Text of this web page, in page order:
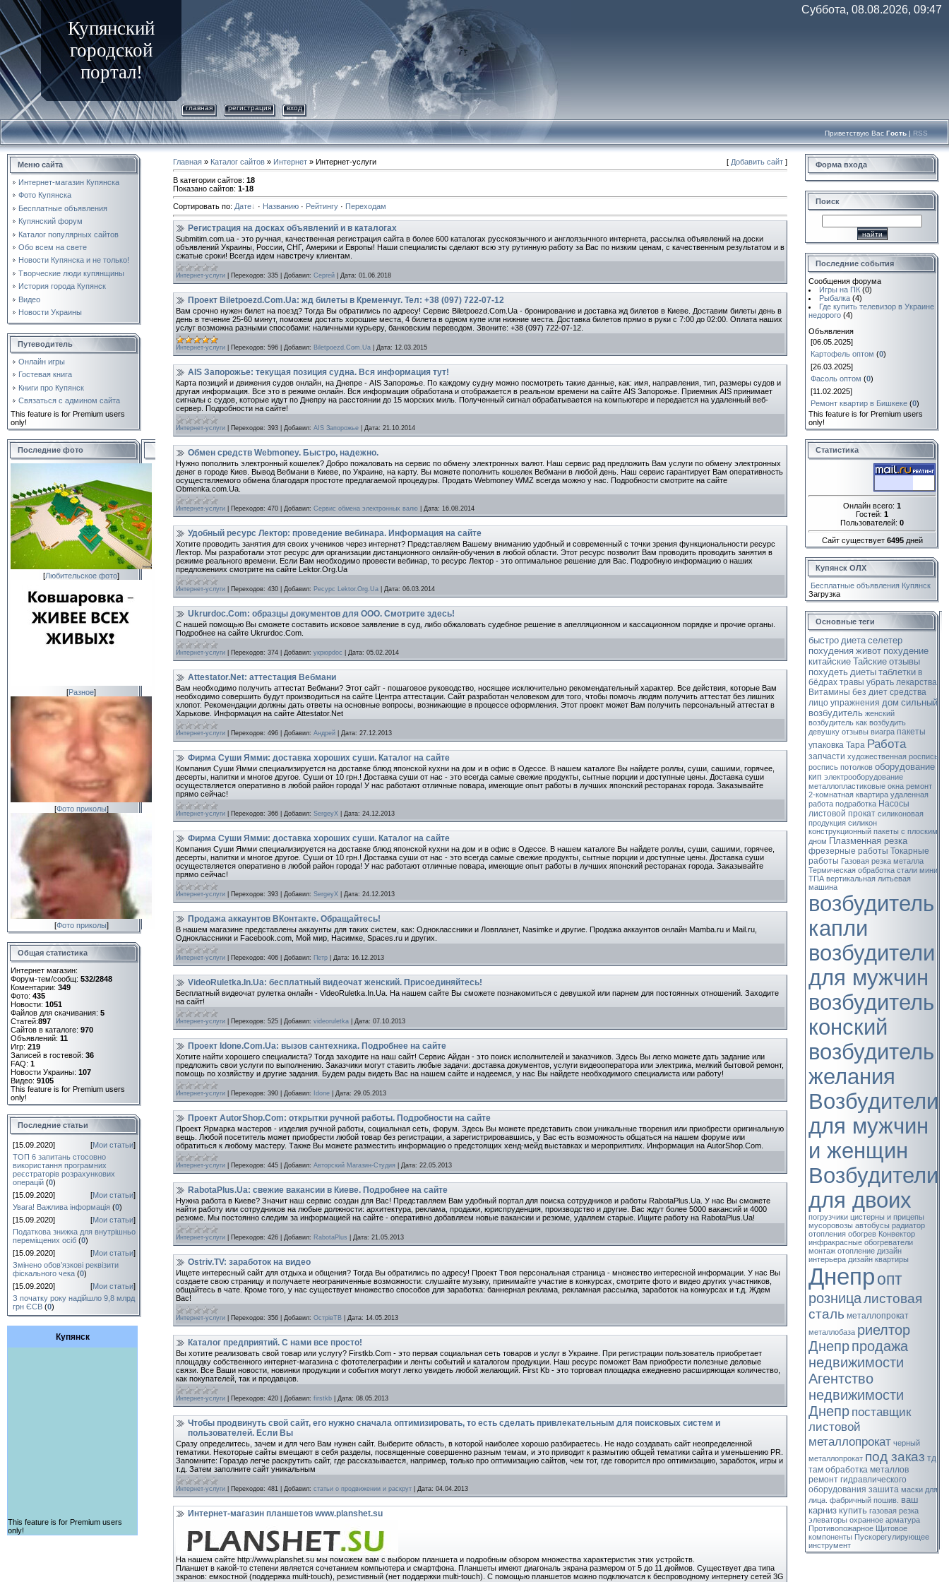
Купянский
городской
портал!
Суббота, 08.08.2026, 09:47
главная регистрация вход
Приветствую Вас Гость | RSS
Меню сайта
Интернет-магазин Купянска
Фото Купянска
Бесплатные объявления
Купянский форум
Каталог популярных сайтов
Обо всем на свете
Новости Купянска и не только!
Творческие люди купянщины
История города Купянск
Видео
Новости Украины
Путеводитель
Онлайн игры
Гостевая книга
Книги про Купянск
Связаться с админом сайта
This feature is for Premium users
only!
Последние фото
[Любительское фото]
[Разное]
[Фото приколы]
[Фото приколы]
Общая статистика
Интернет магазин:
Форум-тем/сообщ: 532/2848
Коментарии: 349
Фото: 435
Новости: 1051
Файлов для скачивания: 5
Статей:897
Сайтов в каталоге: 970
Объявлений: 11
Игр: 219
Записей в гостевой: 36
FAQ: 1
Новости Украины: 107
Видео: 9105
This feature is for Premium users
only!
Последние статьи
[15.09.2020] [Мои статьи]
ТОП 6 запитань стосовно
використання програмних
реєстраторів розрахункових
операцій (0)
[15.09.2020]
[Мои статьи]
Увага! Важлива інформація (0)
[15.09.2020]
[Мои статьи]
Податкова знижка для внутрішньо
переміщених осіб (0)
[15.09.2020]
[Мои статьи]
Змінено обов’язкові реквізити
фіскального чека (0)
[15.09.2020]
[Мои статьи]
З початку року надійшло 9,8 млрд
грн ЄСВ (0)
Купянск
This feature is for Premium users
only!
Главная » Каталог сайтов » Интернет » Интернет-услуги [ Добавить сайт ]
В категории сайтов: 18
Показано сайтов: 1-18
Сортировать по: Дате · Названию · Рейтингу · Переходам
Регистрация на досках объявлений и в каталогах
Submitim.com.ua - это ручная, качественная регистрация сайта в более 600 каталогах русскоязычного и англоязычного интернета, рассылка объявлений на доски
объявлений Украины, России, СНГ, Америки и Европы! Наши специалисты сделают всю эту рутинную работу за Вас по низким ценам, с качественным результатом и в
сжатые сроки! Всегда идем навстречу клиентам.
Интернет-услуги Переходов: 335 Добавил: Сергей Дата: 01.06.2018
Проект Biletpoezd.Com.Ua: жд билеты в Кременчуг. Тел: +38 (097) 722-07-12
Вам срочно нужен билет на поезд? Тогда Вы обратились по адресу! Сервис Biletpoezd.Com.Ua - бронирование и доставка жд билетов в Киеве. Доставим билеты день в
день в течение 25-60 минут, поможем достать хорошие места, 4 билета в одном купе или нижние места. Доставка билетов прямо в руки с 7:00 до 02:00. Оплата наших
услуг возможна разными способами: наличными курьеру, банковским переводом. Звоните: +38 (097) 722-07-12.
Интернет-услуги Переходов: 596 Добавил: Biletpoezd.Com.Ua Дата: 12.03.2015
AIS Запорожье: текущая позиция судна. Вся информация тут!
Карта позиций и движения судов онлайн, на Днепре - AIS Запорожье. По каждому судну можно посмотреть такие данные, как: имя, направления, тип, размеры судов и
другая информация. Все это в режиме онлайн. Вся информация обработана и отображается в реальном времени на сайте AIS Запорожье. Приемник AIS принимает
сигналы с судов, которые идут по Днепру на расстоянии до 15 морских миль. Полученный сигнал обрабатывается на компьютере и передается на удаленный веб-
сервер. Подробности на сайте!
Интернет-услуги Переходов: 393 Добавил: AIS Запорожье Дата: 21.10.2014
Обмен средств Webmoney. Быстро, надежно.
Нужно пополнить электронный кошелек? Добро пожаловать на сервис по обмену электронных валют. Наш сервис рад предложить Вам услуги по обмену электронных
денег в городе Киев. Вывод Вебмани в Киеве, по Украине, на карту. Вы можете пополнить кошелек Вебмани в любой день. Наш сервис гарантирует Вам оперативность
осуществляемого обмена благодаря простоте предлагаемой процедуры. Продать Webmoney WMZ всегда можно у нас. Подробности смотрите на сайте
Obmenka.com.Ua.
Интернет-услуги Переходов: 470 Добавил: Сервис обмена электронных валю Дата: 16.08.2014
Удобный ресурс Лектор: проведение вебинара. Информация на сайте
Хотите проводить занятия для своих учеников через интернет? Представляем Вашему вниманию удобный и современный с точки зрения функциональности ресурс
Лектор. Мы разработали этот ресурс для организации дистанционного онлайн-обучения в любой области. Этот ресурс позволит Вам проводить проводить занятия в
режиме реального времени. Если Вам необходимо провести вебинар, то ресурс Лектор - это оптимальное решение для Вас. Подробную информацию о наших
предложениях смотрите на сайте Lektor.Org.Ua
Интернет-услуги Переходов: 430 Добавил: Ресурс Lektor.Org.Ua Дата: 06.03.2014
Ukrurdoc.Com: образцы документов для ООО. Смотрите здесь!
С нашей помощью Вы сможете составить исковое заявление в суд, либо обжаловать судебное решение в апелляционном и кассационном порядке и прочие органы.
Подробнее на сайте Ukrurdoc.Com.
Интернет-услуги Переходов: 374 Добавил: укрюрdoc Дата: 05.02.2014
Attestator.Net: аттестация Вебмани
Вам необходимо получить аттестат Вебмани? Этот сайт - пошаговое руководство, носящее исключительно рекомендательный характер. Все действия, которые Вам
необходимо совершить будут производиться на сайте Центра аттестации. Сайт разработан человеком для того, чтобы помочь людям получить аттестат без лишних
хлопот. Рекомендации должны дать ответы на основные вопросы, возникающие в процессе оформления. Этот проект может Вам получить персональный аттестат в
Харькове. Информация на сайте Attestator.Net
Интернет-услуги Переходов: 496 Добавил: Андрей Дата: 27.12.2013
Фирма Суши Ямми: доставка хороших суши. Каталог на сайте
Компания Суши Ямми специализируется на доставке блюд японской кухни на дом и в офис в Одессе. В нашем каталоге Вы найдете роллы, суши, сашими, горячее,
десерты, напитки и многое другое. Суши от 10 грн.! Доставка суши от нас - это всегда самые свежие продукты, сытные порции и доступные цены. Доставка суши
осуществляется оперативно в любой район города! У нас работают отличные повара, имеющие опыт работы в лучших японский ресторанах города. Заказывайте
прямо сейчас!
Интернет-услуги Переходов: 366 Добавил: SergeyX Дата: 24.12.2013
Фирма Суши Ямми: доставка хороших суши. Каталог на сайте
Компания Суши Ямми специализируется на доставке блюд японской кухни на дом и в офис в Одессе. В нашем каталоге Вы найдете роллы, суши, сашими, горячее,
десерты, напитки и многое другое. Суши от 10 грн.! Доставка суши от нас - это всегда самые свежие продукты, сытные порции и доступные цены. Доставка суши
осуществляется оперативно в любой район города! У нас работают отличные повара, имеющие опыт работы в лучших японский ресторанах города. Заказывайте
прямо сейчас!
Интернет-услуги Переходов: 393 Добавил: SergeyX Дата: 24.12.2013
Продажа аккаунтов ВКонтакте. Обращайтесь!
В нашем магазине представлены аккаунты для таких систем, как: Одноклассники и Ловпланет, Nasimke и другие. Продажа аккаунтов онлайн Mamba.ru и Mail.ru,
Одноклассники и Facebook.com, Мой мир, Насимке, Spaces.ru и других.
Интернет-услуги Переходов: 406 Добавил: Петр Дата: 16.12.2013
VideoRuletka.In.Ua: бесплатный видеочат женский. Присоединяйтесь!
Бесплатный видеочат рулетка онлайн - VideoRuletka.In.Ua. На нашем сайте Вы сможете познакомиться с девушкой или парнем для постоянных отношений. Заходите
на сайт!
Интернет-услуги Переходов: 525 Добавил: videoruletka Дата: 07.10.2013
Проект Idone.Com.Ua: вызов сантехника. Подробнее на сайте
Хотите найти хорошего специалиста? Тогда заходите на наш сайт! Сервис Айдан - это поиск исполнителей и заказчиков. Здесь Вы легко можете дать задание или
предложить свои услуги по выполнению. Заказчики могут ставить любые задачи: доставка документов, услуги видеооператора или электрика, мелкий бытовой ремонт,
помощь по хозяйству и другие задания. Будем рады видеть Вас на нашем сайте и надеемся, у нас Вы найдете необходимого специалиста или работу!
Интернет-услуги Переходов: 390 Добавил: Idone Дата: 29.05.2013
Проект AutorShop.Com: открытки ручной работы. Подробности на сайте
Проект Ярмарка мастеров - изделия ручной работы, социальная сеть, форум. Здесь Вы можете представить свои уникальные творения или приобрести оригинальную
вещь. Любой посетитель может приобрести любой товар без регистрации, а зарегистрировавшись, у Вас есть возможность общаться на нашем форуме или
обратиться к любому мастеру. Также Вы можете разместить информацию о предстоящих хенд-мейд выставках и мероприятиях. Информация на AutorShop.Com.
Интернет-услуги Переходов: 445 Добавил: Авторский Магазин-Студия Дата: 22.05.2013
RabotaPlus.Ua: свежие вакансии в Киеве. Подробнее на сайте
Нужна работа в Киеве? Значит наш сервис создан для Вас! Представляем Вам удобный портал для поиска сотрудников и работы RabotaPlus.Ua. У нас Вы сможете
найти работу или сотрудников на любые должности: архитектура, реклама, продажи, юриспруденция, производство и другие. Вас ждут более 5000 вакансий и 4000
резюме. Мы постоянно следим за информацией на сайте - оперативно добавляем новые вакансии и резюме, удаляем старые. Ищите работу на RabotaPlus.Ua!
Интернет-услуги Переходов: 426 Добавил: RabotaPlus Дата: 21.05.2013
Ostriv.TV: заработок на видео
Ищете интересный сайт для отдыха и общения? Тогда Вы обратились по адресу! Проект Твоя персональная страница - множество интересной информации. У нас Вы
создаете свою страницу и получаете неограниченные возможности: слушайте музыку, принимайте участие в конкурсах, смотрите фото и видео других участников,
общайтесь в чате. Кроме того, у нас существует множество способов для заработка: баннерная реклама, рекламная рассылка, заработок на конкурсах и т.д. Ждем
Вас!
Интернет-услуги Переходов: 356 Добавил: ОстрiвТВ Дата: 14.05.2013
Каталог предприятий. С нами все просто!
Вы хотите реализовать свой товар или услугу? Firstkb.Com - это первая социальная сеть товаров и услуг в Украине. При регистрации пользователь приобретает
площадку собственного интернет-магазина с фототелеграфии и ленты событий и каталогом продукции. Наш ресурс поможет Вам приобрести полезные деловые
связи. Все Ваши новости, новинки продукции и события могут легко увидеть любой желающий. First Kb - это торговая площадка ежедневно расширяющая количество,
как покупателей, так и продавцов.
Интернет-услуги Переходов: 420 Добавил: firstkb Дата: 08.05.2013
Чтобы продвинуть свой сайт, его нужно сначала оптимизировать, то есть сделать привлекательным для поисковых систем и
пользователей. Если Вы
Сразу определитесь, зачем и для чего Вам нужен сайт. Выберите область, в которой наиболее хорошо разбираетесь. Не надо создавать сайт неопределенной
тематики. Некоторые сайты вмещают в себя разделы, посвященные совершенно разным темам, и это приводит к размытию общей тематики сайта и уменьшению PR.
Запомните: Гораздо легче раскрутить сайт, где рассказывается, например, только про оптимизацию сайтов, чем тот, где говорится про оптимизацию, заработок, игры и
т.д. Затем заполните сайт уникальным
Интернет-услуги Переходов: 481 Добавил: статьи о продвижении и раскрут Дата: 04.04.2013
Интернет-магазин планшетов www.planshet.su
На нашем сайте http://www.planshet.su мы поможем вам с выбором планшета и подробным обзором множества характеристик этих устройств.
Планшет в какой-то степени является сочетанием компьютера и смартфона. Планшеты имеют диагональ экрана размером от 5 до 11 дюймов. Существует два типа
экранов: емкостной (поддержка multi-touch), резистивный (нет поддержки multi-touch). С помощью планшетов можно подключатся к беспроводному интернету сетей 3G
Форма входа
Поиск
Последние события
Сообщения форума
Игры на ПК (0)
Рыбалка (4)
Где купить телевизор в Украине
недорого (4)
Объявления
[06.05.2025]
Картофель оптом (0)
[26.03.2025]
Фасоль оптом (0)
[11.02.2025]
Ремонт квартир в Бишкеке (0)
This feature is for Premium users
only!
Статистика
Онлайн всего: 1
Гостей: 1
Пользователей: 0
Сайт существует 6495дней
Купянск ОЛХ
Бесплатные объявления Купянск
Загрузка
Основные теги
быстро диета селетер
похудения живот похудение
китайские Тайские отзывы
похудеть диеты таблетки в
бёдрах травы убрать лекарства
Витамины без диет средства
лицо упражнения дом сильный
возбудитель женский
возбудитель как возбудить
девушку отзывы виагра пакеты
упаковка Тара Работа
запчасти художественная роспись
роспись потолков оборудование
кип электрооборудование
металлопластиковые окна ремонт
2-комнатная квартира удаленная
работа подработка Насосы
листовой прокат силиконовая
продукция силикон
конструкционный пакеты с плоским
дном Плазменная резка
фрезерные работы Токарные
работы Газовая резка металла
Термическая обработка стали мини
ТПА вертикальная литьевая
машина
возбудитель
капли
возбудители
для мужчин
возбудитель
конский
возбудитель
желания
Возбудители
для мужчин
и женщин
Возбудители
для двоих
погрузчики цистерны и прицепы
мусоровозы автобусы радиатор
отопления обогрев Конвектор
инфракрасные обогреватели
монтаж отопление дизайн
интерьера дизайн квартиры
Днепропт
розницалистовая
сталь металлопрокат
металлобаза риелтор
Днепрпродажа
недвижимости
Агентство
недвижимости
Днепр поставщик
листовой
металлопрокат черный
металлопрокат под заказ тд
там обработка металлов
ремонт гидравлического
оборудования зашита маски для
лица. фабричный пошив. ваш
карниз купить газовая резка
элеваторы охранное арматура
Противопожарное Щитовое
компоненты Пускорегулирующее
инструмент